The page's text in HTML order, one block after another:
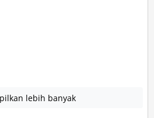
lebih banyak